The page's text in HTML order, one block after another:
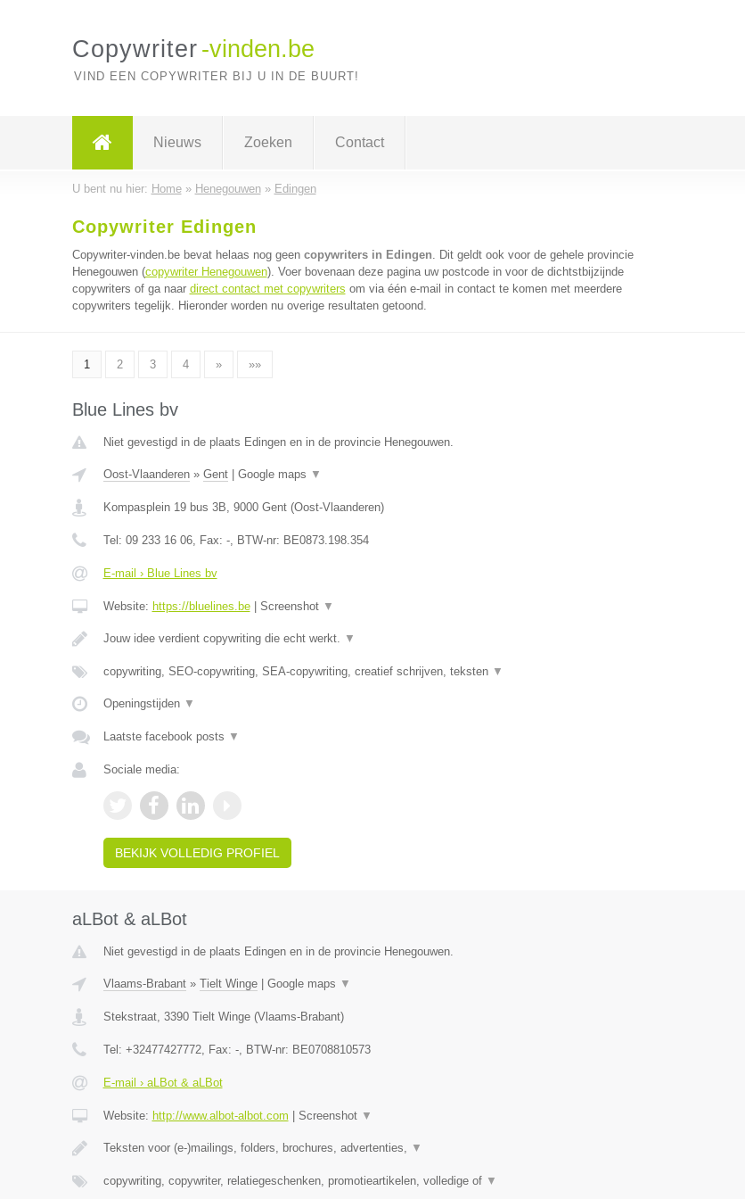
Copywriter -vinden.be
VIND EEN COPYWRITER BIJ U IN DE BUURT!
Nieuws Zoeken Contact
U bent nu hier: Home» Henegouwen» Edingen
Copywriter Edingen
Copywriter-vinden.be bevat helaas nog geen copywriters in Edingen. Dit geldt ook voor de gehele provincie
Henegouwen (copywriter Henegouwen). Voer bovenaan deze pagina uw postcode in voor de dichtstbijzijnde
copywriters of ga naar direct contact met copywriters om via één e-mail in contact te komen met meerdere
copywriters tegelijk. Hieronder worden nu overige resultaten getoond.
1 2 3 4 » »»
Blue Lines bv
Niet gevestigd in de plaats Edingen en in de provincie Henegouwen.
Oost-Vlaanderen» Gent| Google maps ▼
Kompasplein 19 bus 3B, 9000 Gent(Oost-Vlaanderen)
Tel: 09 233 16 06, Fax: -, BTW-nr: BE0873.198.354
E-mail › Blue Lines bv
Website: https://bluelines.be| Screenshot ▼
Jouw idee verdient copywriting die echt werkt. ▼
copywriting, SEO-copywriting, SEA-copywriting, creatief schrijven, teksten ▼
Openingstijden ▼
Laatste facebook posts ▼
Sociale media:
BEKIJK VOLLEDIG PROFIEL
aLBot & aLBot
Niet gevestigd in de plaats Edingen en in de provincie Henegouwen.
Vlaams-Brabant» Tielt Winge| Google maps ▼
Stekstraat, 3390 Tielt Winge(Vlaams-Brabant)
Tel: +32477427772, Fax: -, BTW-nr: BE0708810573
E-mail › aLBot & aLBot
Website: http://www.albot-albot.com Screenshot ▼
Teksten voor (e-)mailings, folders, brochures, advertenties, ▼
copywriting, copywriter, relatiegeschenken, promotieartikelen, volledige of ▼